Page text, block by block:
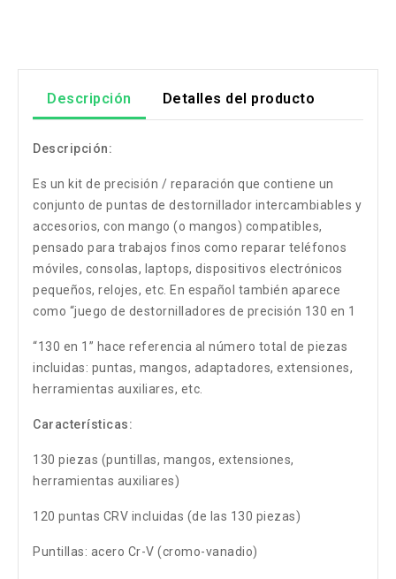
Descripción Detalles del producto
Descripción:
Es un kit de precisión / reparación que contiene un
conjunto de puntas de destornillador intercambiables y
accesorios, con mango (o mangos) compatibles,
pensado para trabajos finos como reparar teléfonos
móviles, consolas, laptops, dispositivos electrónicos
pequeños, relojes, etc. En español también aparece
como “juego de destornilladores de precisión 130 en 1
“130 en 1” hace referencia al número total de piezas
incluidas: puntas, mangos, adaptadores, extensiones,
herramientas auxiliares, etc.
Características:
130 piezas (puntillas, mangos, extensiones,
herramientas auxiliares)
120 puntas CRV incluidas (de las 130 piezas)
Puntillas: acero Cr-V (cromo-vanadio)